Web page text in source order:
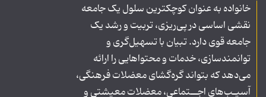
خانواده به عنوان کوچکترین سلول یک جامعه
نقشی اساسی در پی‌ریزی، تربیت و رشد یک
جامعه قوی دارد. تبیان با تسهیل‌گری و
توانمندسازی، خدمات و محتواهایی را ارائه
می‌دهد که بتواند گره‌گشای معضلات فرهنگی،
آسیـب‌های اجــتماعی، معضلات معیشتی و